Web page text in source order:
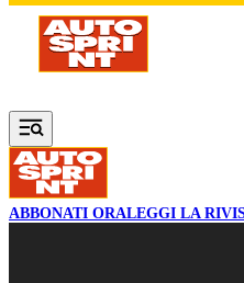
Vai al contenuto principale
ABBONATI ORALEGGI LA